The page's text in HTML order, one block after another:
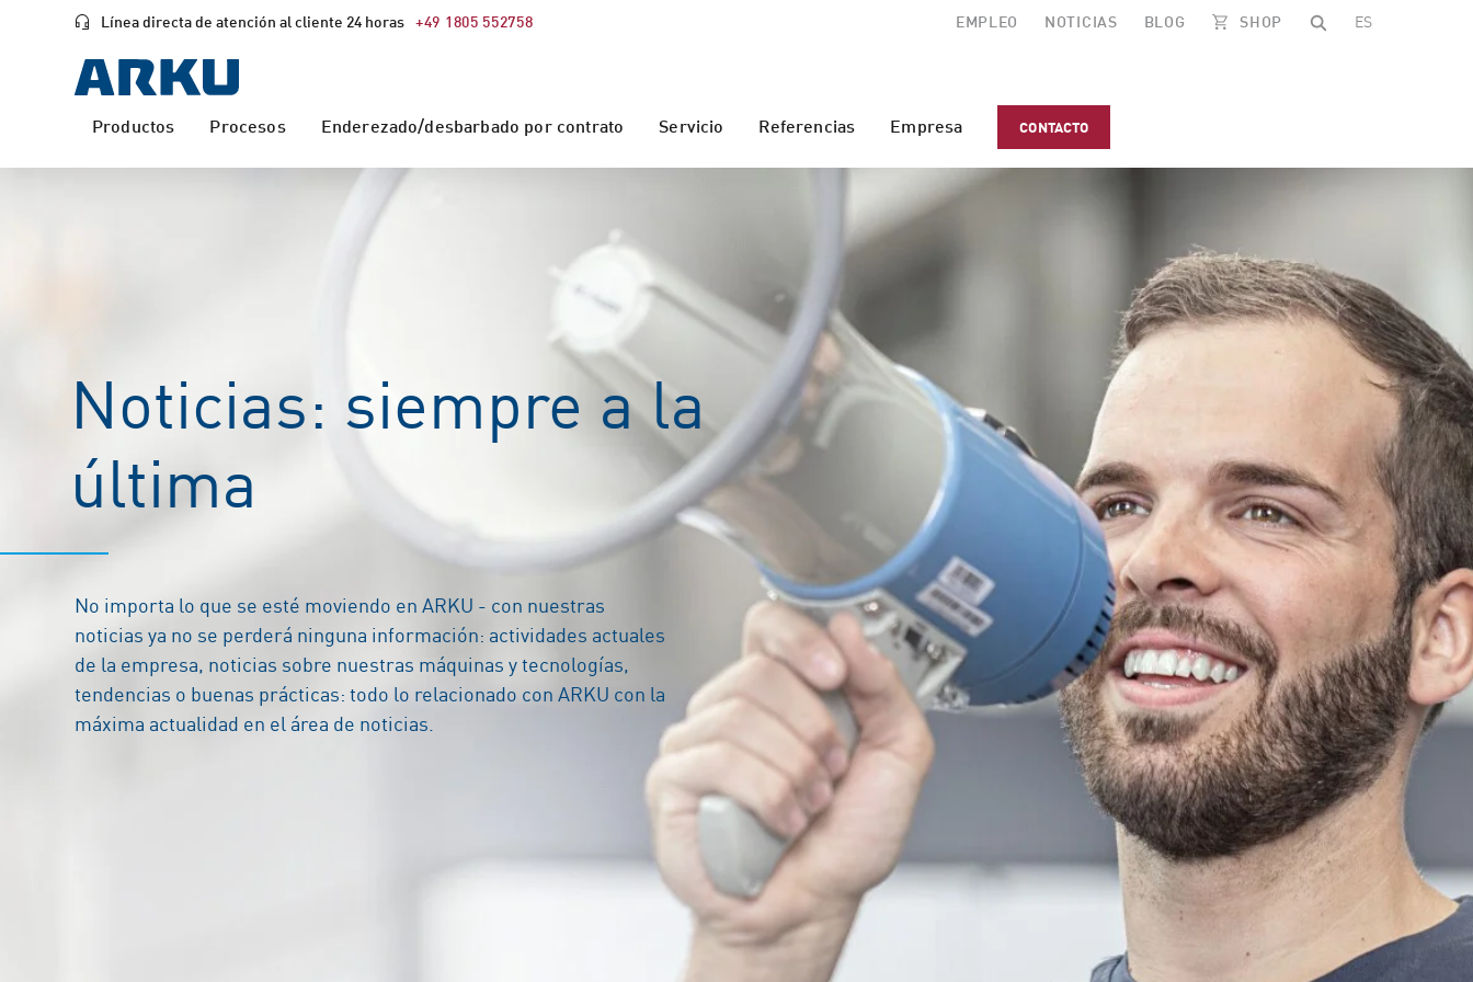
Línea directa de atención al cliente 24 horas +49 1805 552758 EMPLEO NOTICIAS BLOG SHOP ES
Productos Procesos Enderezado/desbarbado por contrato Servicio Referencias Empresa CONTACTO
Noticias: siempre a la
última
No importa lo que se esté moviendo en ARKU - con nuestras
noticias ya no se perderá ninguna información: actividades actuales
de la empresa, noticias sobre nuestras máquinas y tecnologías,
tendencias o buenas prácticas: todo lo relacionado con ARKU con la
máxima actualidad en el área de noticias.